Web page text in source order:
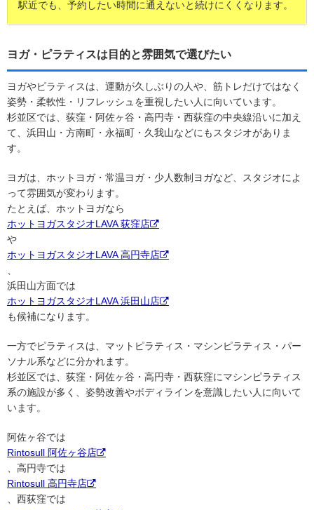
駅近でも、予約したい時間に通えないと続けにくくなります。
ヨガ・ピラティスは目的と雰囲気で選びたい
ヨガやピラティスは、運動が久しぶりの人や、筋トレだけではなく
姿勢・柔軟性・リフレッシュを重視したい人に向いています。
杉並区では、荻窪・阿佐ヶ谷・高円寺・西荻窪の中央線沿いに加え
て、浜田山・方南町・永福町・久我山などにもスタジオがありま
す。
ヨガは、ホットヨガ・常温ヨガ・少人数制ヨガなど、スタジオによ
って雰囲気が変わります。
たとえば、ホットヨガなら
ホットヨガスタジオLAVA 荻窪店
や
ホットヨガスタジオLAVA 高円寺店
浜田山方面では
ホットヨガスタジオLAVA 浜田山店
も候補になります。
一方でピラティスは、マットピラティス・マシンピラティス・パー
ソナル系などに分かれます。
杉並区では、荻窪・阿佐ヶ谷・高円寺・西荻窪にマシンピラティス
系の施設が多く、姿勢改善やボディラインを意識したい人に向いて
います。
阿佐ヶ谷では
Rintosull 阿佐ヶ谷店
、高円寺では
Rintosull 高円寺店
、西荻窪では